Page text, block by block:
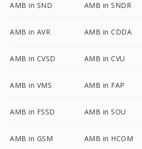
AMB in SND AMB in SNDR
AMB in AVR AMB in CDDA
AMB in CVSD AMB in CVU
AMB in VMS AMB in FAP
AMB in FSSD AMB in SOU
AMB in GSM AMB in HCOM